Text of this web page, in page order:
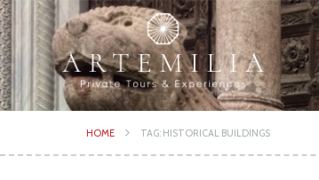
HOME TAG: HISTORICAL BUILDINGS